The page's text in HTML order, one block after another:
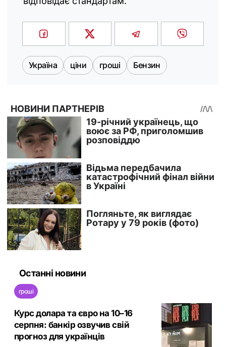
Україна ціни гроші Бензин
Останні новини
гроші
Курс долара та євро на 10–16
серпня: банкір озвучив свій
прогноз для українців